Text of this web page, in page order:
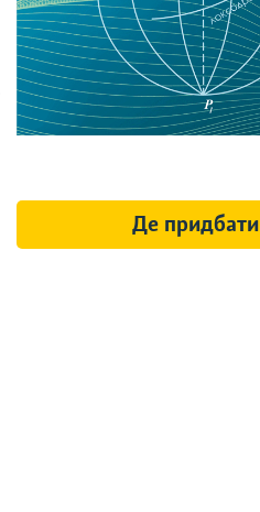
Де придбати